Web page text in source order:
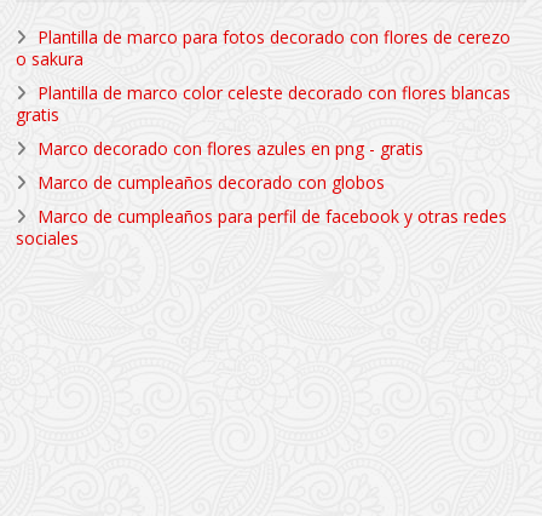
Plantilla de marco para fotos decorado con flores de cerezo
o sakura
Plantilla de marco color celeste decorado con flores blancas
gratis
Marco decorado con flores azules en png - gratis
Marco de cumpleaños decorado con globos
Marco de cumpleaños para perfil de facebook y otras redes
sociales